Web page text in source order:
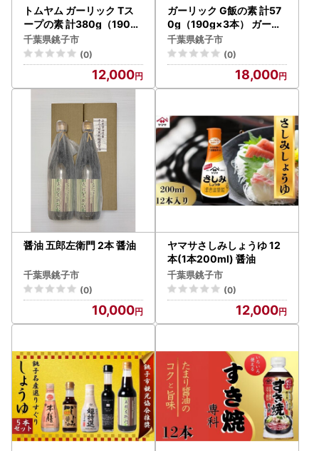
トムヤム ガーリック Tス
ープの素 計380g（190g
×2本） アウトドアオペラ
千葉県銚子市
(0)
12,000
ガーリック G飯の素 計57
0g（190g×3本） ガーリ
ック アウトドアオペラ
千葉県銚子市
(0)
18,000
醤油 五郎左衛門 2本 醤油
千葉県銚子市
(0)
10,000
ヤマサさしみしょうゆ 12
本(1本200ml) 醤油
千葉県銚子市
(0)
12,000